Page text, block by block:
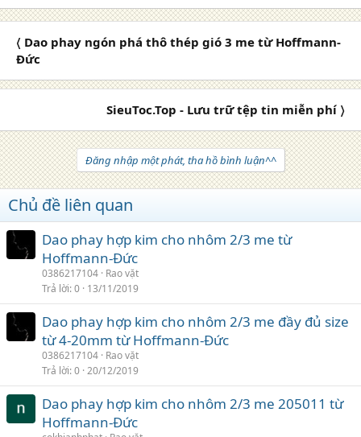
〈 Dao phay ngón phá thô thép gió 3 me từ Hoffmann-
Đức
SieuToc.Top - Lưu trữ tệp tin miễn phí 〉
Đăng nhập một phát, tha hồ bình luận^^
Chủ đề liên quan
Dao phay hợp kim cho nhôm 2/3 me từ
Hoffmann-Đức
0386217104 Rao vặt
Trả lời 0 13/11/2019
Dao phay hợp kim cho nhôm 2/3 me đầy đủ size
từ 4-20mm từ Hoffmann-Đức
0386217104 Rao vặt
Trả lời 0 20/12/2019
Dao phay hợp kim cho nhôm 2/3 me 205011 từ
Hoffmann-Đức